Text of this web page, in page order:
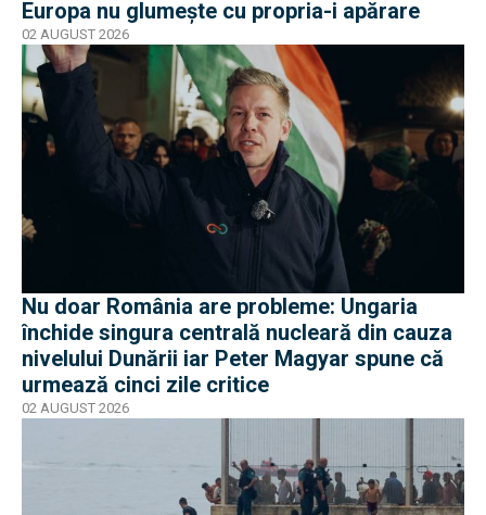
Europa nu glumește cu propria-i apărare
02 AUGUST 2026
Nu doar România are probleme: Ungaria
închide singura centrală nucleară din cauza
nivelului Dunării iar Peter Magyar spune că
urmează cinci zile critice
02 AUGUST 2026